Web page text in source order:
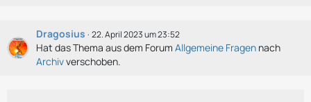
Dragosius 22. April 2023 um 23:52
Hat das Thema aus dem Forum Allgemeine Fragen nach
Archivverschoben.